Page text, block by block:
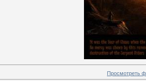
Просмотреть